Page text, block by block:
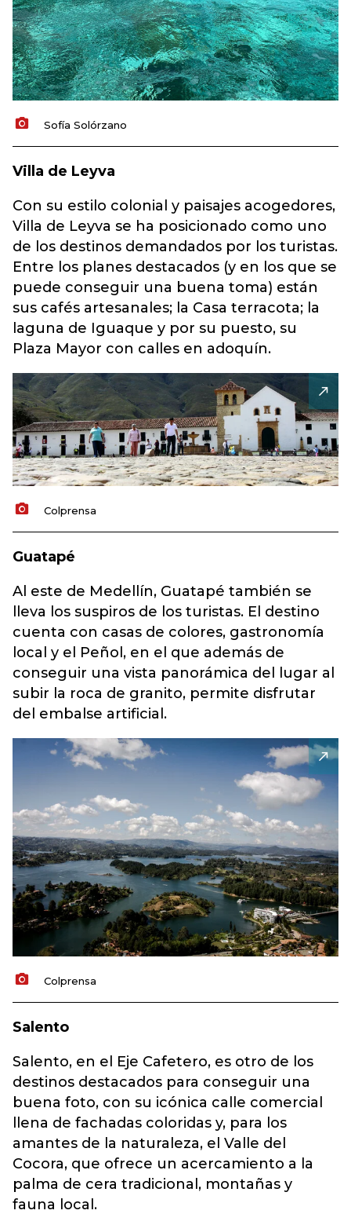
Sofía Solórzano
Villa de Leyva
Con su estilo colonial y paisajes acogedores,
Villa de Leyva se ha posicionado como uno
de los destinos demandados por los turistas.
Entre los planes destacados (y en los que se
puede conseguir una buena toma) están
sus cafés artesanales; la Casa terracota; la
laguna de Iguaque y por su puesto, su
Plaza Mayor con calles en adoquín.
Colprensa
Guatapé
Al este de Medellín, Guatapé también se
lleva los suspiros de los turistas. El destino
cuenta con casas de colores, gastronomía
local y el Peñol, en el que además de
conseguir una vista panorámica del lugar al
subir la roca de granito, permite disfrutar
del embalse artificial.
Colprensa
Salento
Salento, en el Eje Cafetero, es otro de los
destinos destacados para conseguir una
buena foto, con su icónica calle comercial
llena de fachadas coloridas y, para los
amantes de la naturaleza, el Valle del
Cocora, que ofrece un acercamiento a la
palma de cera tradicional, montañas y
fauna local.